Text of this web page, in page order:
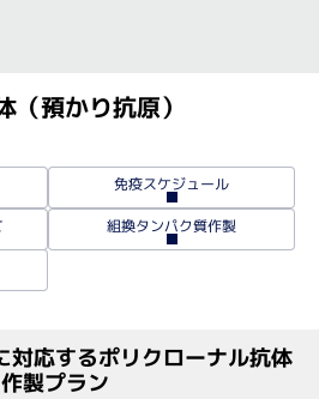
（預かり抗原）
免疫スケジュール
組換タンパク質作製
対応するポリクローナル抗体
作製プラン